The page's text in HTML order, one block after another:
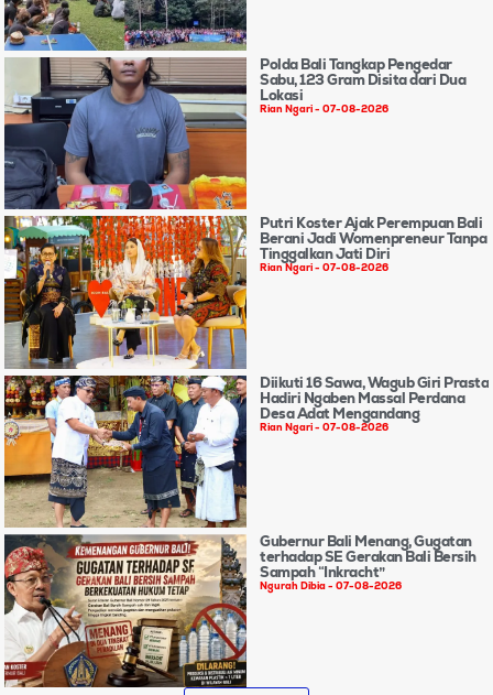
Polda Bali Tangkap Pengedar
Sabu, 123 Gram Disita dari Dua
Lokasi
Rian Ngari 07-08-2026
Putri Koster Ajak Perempuan Bali
Berani Jadi Womenpreneur Tanpa
Tinggalkan Jati Diri
Rian Ngari 07-08-2026
Diikuti 16 Sawa, Wagub Giri Prasta
Hadiri Ngaben Massal Perdana
Desa Adat Mengandang
Rian Ngari 07-08-2026
Gubernur Bali Menang, Gugatan
terhadap SE Gerakan Bali Bersih
Sampah “Inkracht”
Ngurah Dibia 07-08-2026